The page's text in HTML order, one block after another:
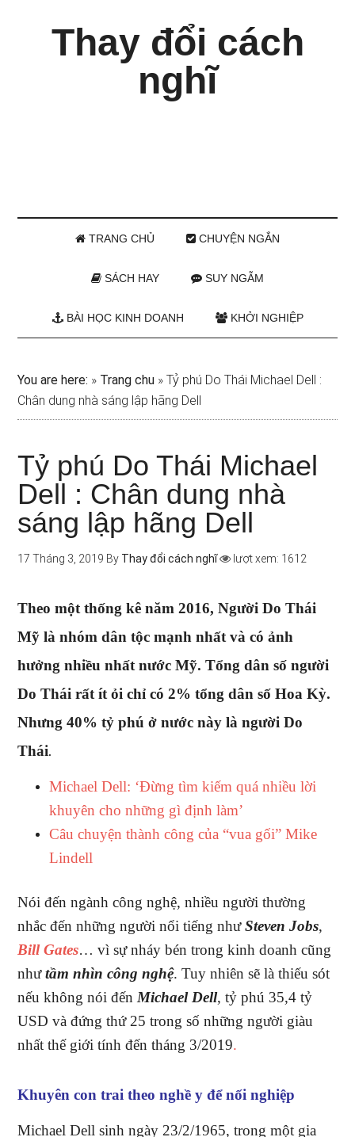
Thay đổi cách
nghĩ
TRANG CHỦ CHUYỆN NGẮN
SÁCH HAY SUY NGẪM
BÀI HỌC KINH DOANH KHỞI NGHIỆP
You are here: » Trang chu »Tỷ phú Do Thái Michael Dell :
Chân dung nhà sáng lập hãng Dell
Tỷ phú Do Thái Michael
Dell : Chân dung nhà
sáng lập hãng Dell
17 Tháng 3, 2019 By Thay đổi cách nghĩ lượt xem: 1612
Theo một thống kê năm 2016, Người Do Thái
Mỹ là nhóm dân tộc mạnh nhất và có ảnh
hưởng nhiều nhất nước Mỹ. Tổng dân số người
Do Thái rất ít ỏi chỉ có 2% tổng dân số Hoa Kỳ.
Nhưng 40% tỷ phú ở nước này là người Do
Thái.
Michael Dell: ‘Đừng tìm kiếm quá nhiều lời
khuyên cho những gì định làm’
Câu chuyện thành công của “vua gối” Mike
Lindell
Nói đến ngành công nghệ, nhiều người thường
nhắc đến những người nổi tiếng nhưSteven Jobs,
Bill Gates… vì sự nháy bén trong kinh doanh cũng
nhưtầm nhìn công nghệ. Tuy nhiên sẽ là thiếu sót
nếu không nói đến Michael Dell, tỷ phú 35,4 tỷ
USD và đứng thứ 25 trong số những người giàu
nhất thế giới tính đến tháng 3/2019.
Khuyên con trai theo nghề y để nối nghiệp
Michael Dell sinh ngày 23/2/1965, trong một gia